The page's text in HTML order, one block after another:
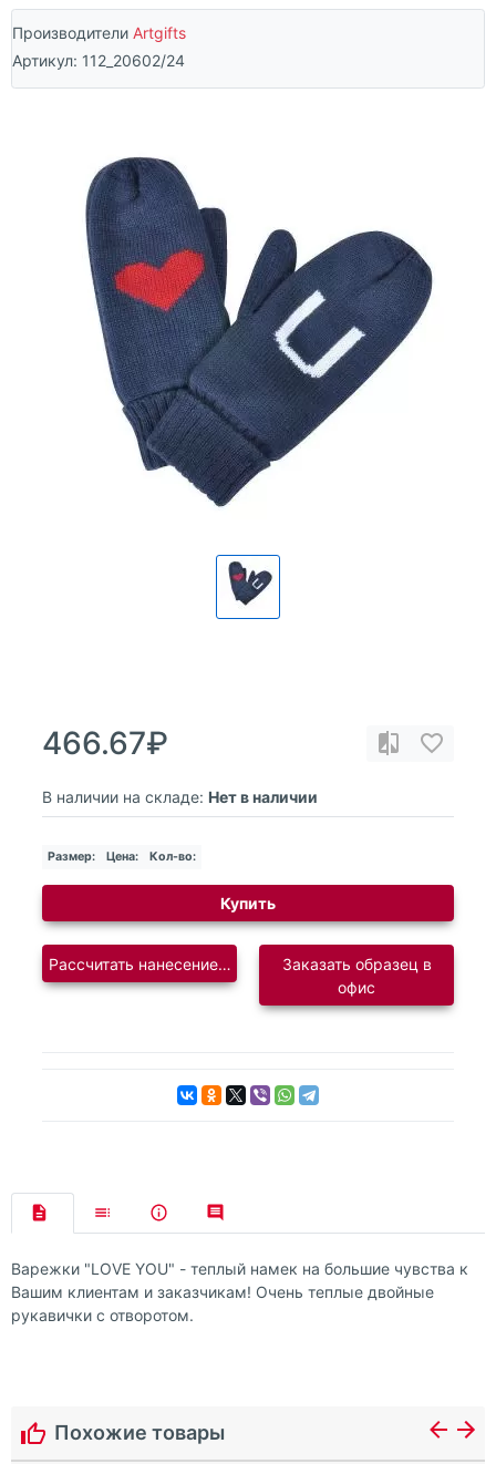
Производители Artgifts
Артикул: 112_20602/24
466.67₽
В наличии на складе: Нет в наличии
Размер: Цена: Кол-во:
Купить
Рассчитать нанесение логотипаЗаказать образец в
офис
Варежки "LOVE YOU" - теплый намек на большие чувства к
Вашим клиентам и заказчикам! Очень теплые двойные
рукавички с отворотом.
Похожие товары